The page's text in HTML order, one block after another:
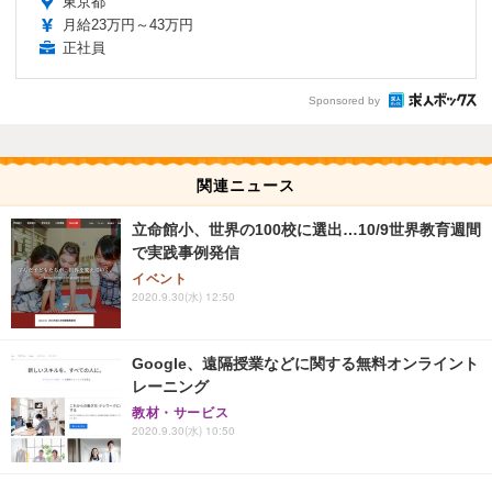
月給23万円～43万円
正社員
Sponsored by
関連ニュース
立命館小、世界の100校に選出…10/9世界教育週間
で実践事例発信
イベント
2020.9.30(水) 12:50
Google、遠隔授業などに関する無料オンライント
レーニング
教材・サービス
2020.9.30(水) 10:50